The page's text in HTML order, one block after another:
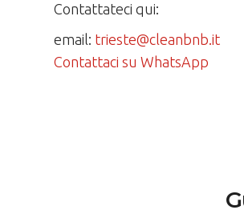
Contattateci qui:
email: trieste@cleanbnb.it
Contattaci su WhatsApp